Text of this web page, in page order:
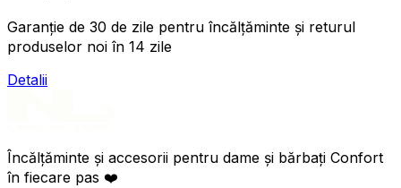
Garanție de 30 de zile pentru încălțăminte și returul
produselor noi în 14 zile
Detalii
Încălțăminte și accesorii pentru dame și bărbați Confort
în fiecare pas ❤️